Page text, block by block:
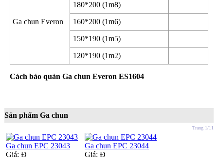
Ga chun Everon
180*200 (1m8)
160*200 (1m6)
150*190 (1m5)
120*190 (1m2)
Cách bảo quản Ga chun Everon ES1604
Sản phẩm Ga chun
Trang 1/11
Ga chun EPC 23043
Giá: Đ
Ga chun EPC 23044
Giá: Đ